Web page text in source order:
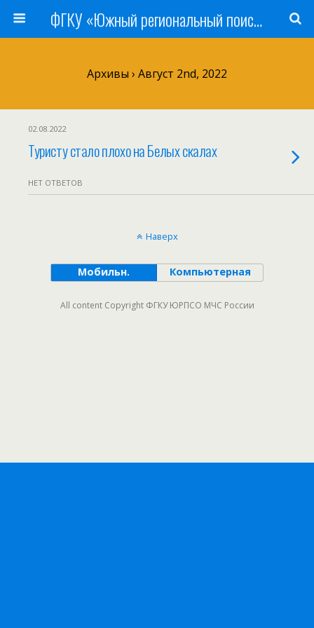
ФГКУ «Южный региональный поисково-спасательный отряд» МЧС России
Архивы › Август 2nd, 2022
02.08.2022
Туристу стало плохо на Белых скалах
НЕТ ОТВЕТОВ
Наверх
Мобильн. Компьютерная
All content Copyright ФГКУ ЮРПСО МЧС России